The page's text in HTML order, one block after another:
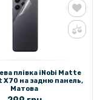
плівка iNobi Matte
X70 на задню панель,
Матова